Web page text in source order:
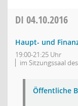
DI 04.10.2016
Haupt- und
19:00-21:25 Uhr
im Sitzungssaal
Öffentliche